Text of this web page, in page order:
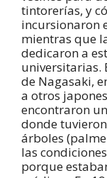
tintorerías, y
incursionaron
mientras que
dedicaron a
universitarias.
de Nagasaki,
a otros
encontraron
donde
árboles
las
porque